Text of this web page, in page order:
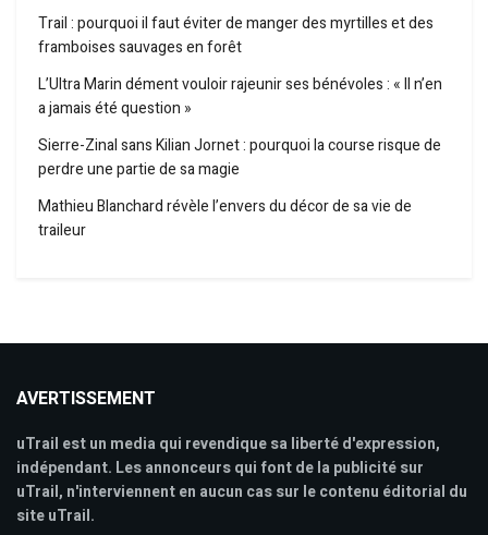
Trail : pourquoi il faut éviter de manger des myrtilles et des
framboises sauvages en forêt
L’Ultra Marin dément vouloir rajeunir ses bénévoles : « Il n’en
a jamais été question »
Sierre-Zinal sans Kilian Jornet : pourquoi la course risque de
perdre une partie de sa magie
Mathieu Blanchard révèle l’envers du décor de sa vie de
traileur
AVERTISSEMENT
uTrail est un media qui revendique sa liberté d'expression,
indépendant. Les annonceurs qui font de la publicité sur
uTrail, n'interviennent en aucun cas sur le contenu éditorial du
site uTrail.